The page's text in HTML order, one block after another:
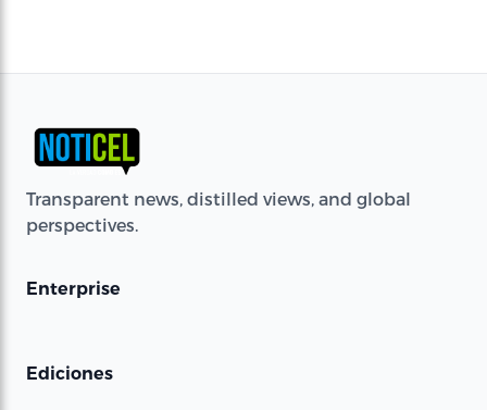
Transparent news, distilled views, and global
perspectives.
Enterprise
Ediciones